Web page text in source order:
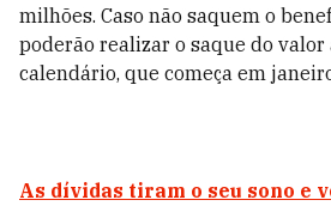
milhões. Caso não saquem o
poderão realizar o saque do
calendário, que começa em
As dívidas tiram o seu sono e